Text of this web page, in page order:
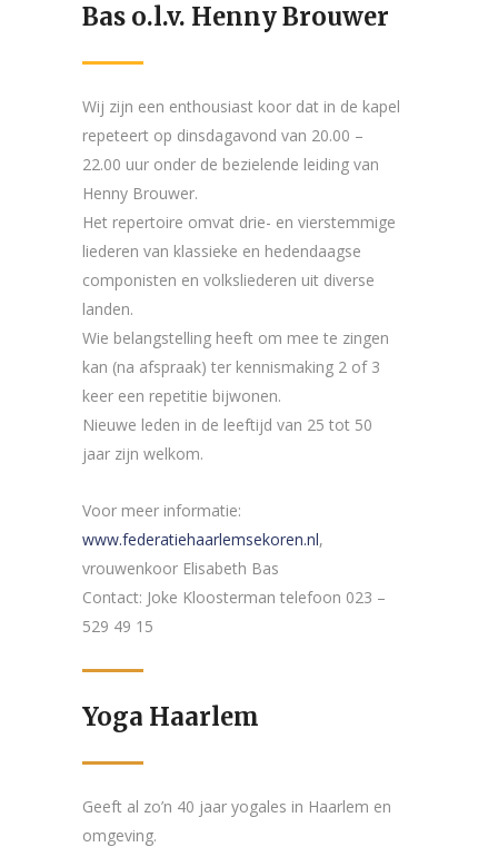
Bas o.l.v. Henny Brouwer
Wij zijn een enthousiast koor dat in de kapel
repeteert op dinsdagavond van 20.00 –
22.00 uur onder de bezielende leiding van
Henny Brouwer.
Het repertoire omvat drie- en vierstemmige
liederen van klassieke en hedendaagse
componisten en volksliederen uit diverse
landen.
Wie belangstelling heeft om mee te zingen
kan (na afspraak) ter kennismaking 2 of 3
keer een repetitie bijwonen.
Nieuwe leden in de leeftijd van 25 tot 50
jaar zijn welkom.
Voor meer informatie:
www.federatiehaarlemsekoren.nl,
vrouwenkoor Elisabeth Bas
Contact: Joke Kloosterman telefoon 023 –
529 49 15
Yoga Haarlem
Geeft al zo’n 40 jaar yogales in Haarlem en
omgeving.